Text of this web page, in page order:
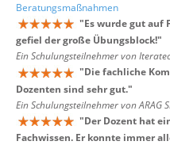
Beratungsmaßnahmen
"Es wurde gut auf
gefiel der große Übungsblock!"
Ein Schulungsteilnehmer von
"Die fachliche
Dozenten sind sehr gut."
Ein Schulungsteilnehmer von ARAG
"Der Dozent hat
Fachwissen. Er konnte immer